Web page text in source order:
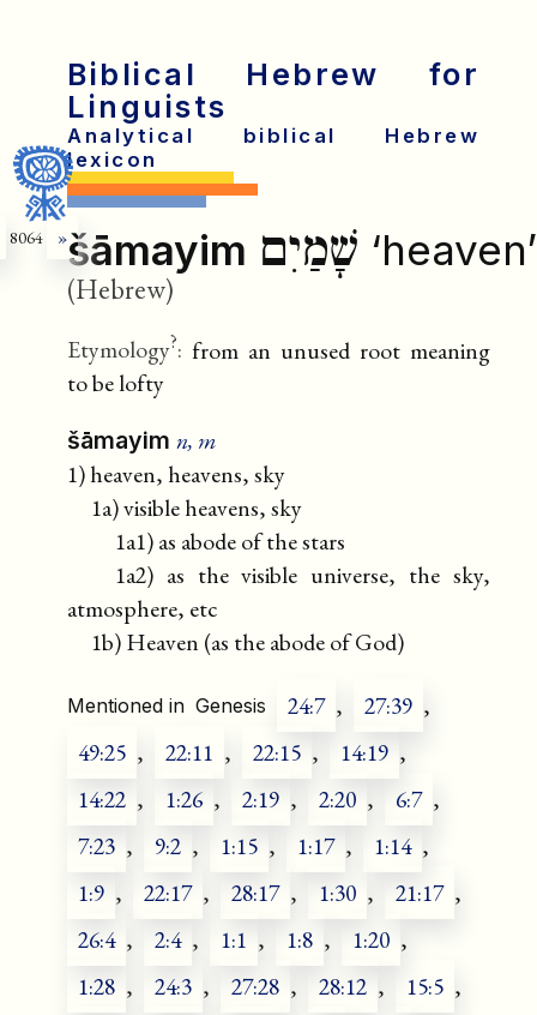
Biblical Hebrew for
Linguists
Analytical biblical Hebrew
lexicon
8064 »šāmayim שָׁמַיִם ‘heaven’
(Hebrew)
Etymology?: from an unused root meaning
to be lofty
šāmayim n, m
1) heaven, heavens, sky
1a) visible heavens, sky
1a1) as abode of the stars
1a2) as the visible universe, the sky,
atmosphere, etc
1b) Heaven (as the abode of God)
Mentioned in Genesis 24:7 , 27:39 ,
49:25 , 22:11 , 22:15 , 14:19 ,
14:22 , 1:26 , 2:19 , 2:20 , 6:7 ,
7:23 , 9:2 , 1:15 , 1:17 , 1:14 ,
1:9 , 22:17 , 28:17 , 1:30 , 21:17 ,
26:4 , 2:4 , 1:1 , 1:8 , 1:20 ,
1:28 , 24:3 , 27:28 , 28:12 , 15:5 ,